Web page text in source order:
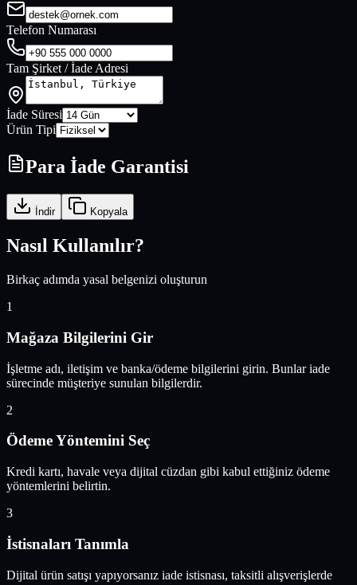
Telefon Numarası
Tam Şirket / İade Adresi
İade Süresi
Ürün Tipi
Para İade Garantisi
İndir Kopyala
Nasıl Kullanılır?
Birkaç adımda yasal belgenizi oluşturun
1
Mağaza Bilgilerini Gir
İşletme adı, iletişim ve banka/ödeme bilgilerini girin. Bunlar iade
sürecinde müşteriye sunulan bilgilerdir.
2
Ödeme Yöntemini Seç
Kredi kartı, havale veya dijital cüzdan gibi kabul ettiğiniz ödeme
yöntemlerini belirtin.
3
İstisnaları Tanımla
Dijital ürün satışı yapıyorsanız iade istisnası, taksitli alışverişlerde